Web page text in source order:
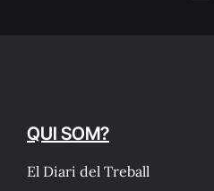
QUI SOM?
El Diari del Treball